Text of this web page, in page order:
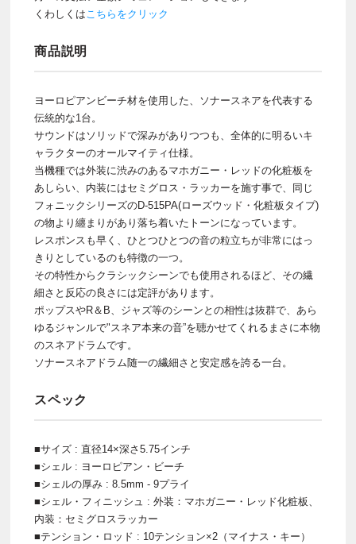
くわしくはこちらをクリック
商品説明
ヨーロピアンビーチ材を使用した、ソナースネアを代表する
伝統的な1台。
サウンドはソリッドで深みがありつつも、全体的に明るいキ
ャラクターのオールマイティ仕様。
当機種では外装に渋みのあるマホガニー・レッドの化粧板を
あしらい、内装にはセミグロス・ラッカーを施す事で、同じ
フォニックシリーズのD-515PA(ローズウッド・化粧板タイプ)
の物より纏まりがあり落ち着いたトーンになっています。
レスポンスも早く、ひとつひとつの音の粒立ちが非常にはっ
きりとしているのも特徴の一つ。
その特性からクラシックシーンでも使用されるほど、その繊
細さと反応の良さには定評があります。
ポップスやR＆B、ジャズ等のシーンとの相性は抜群で、あら
ゆるジャンルで"スネア本来の音”を聴かせてくれるまさに本物
のスネアドラムです。
ソナースネアドラム随一の繊細さと安定感を誇る一台。
スペック
■サイズ : 直径14×深さ5.75インチ
■シェル : ヨーロピアン・ビーチ
■シェルの厚み : 8.5mm - 9プライ
■シェル・フィニッシュ : 外装：マホガニー・レッド化粧板、
内装：セミグロスラッカー
■テンション・ロッド : 10テンション×2（マイナス・キー）